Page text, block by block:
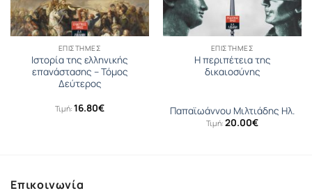
ΕΠΙΣΤΉΜΕΣ
Ιστορία της ελληνικής
επανάστασης – Τόμος
Δεύτερος
Τιμή: 16.80€
ΕΠΙΣΤΉΜΕΣ
Η περιπέτεια της
δικαιοσύνης
Παπαϊωάννου Μιλτιάδης Ηλ.
Τιμή: 20.00€
Επικοινωνία